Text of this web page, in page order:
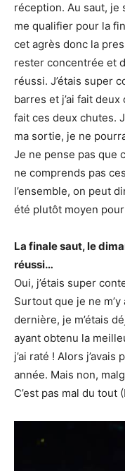
réception. Au saut, je
me qualifier pour la
cet agrès donc la
rester concentrée et
réussi. J’étais super
barres et j’ai fait
fait ces deux chutes.
ma sortie, je ne
Je ne pense pas que
ne comprends pas
l’ensemble, on peut
été plutôt moyen
La finale saut, le
réussi…
Oui, j’étais super
Surtout que je ne m’y
dernière, je m’étais
ayant obtenu la
j’ai raté ! Alors
année. Mais non,
C’est pas mal du tout